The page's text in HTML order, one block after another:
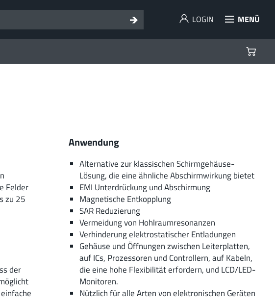
LOGIN MENÜ
Felder
zu 25
der
Anwendung
Alternative zur klassischen Schirmgehäuse-
Lösung, die eine ähnliche Abschirmwirkung bietet
EMI Unterdrückung und Abschirmung
Magnetische Entkopplung
SAR Reduzierung
Vermeidung von Hohlraumresonanzen
Verhinderung elektrostatischer Entladungen
Gehäuse und Öffnungen zwischen Leiterplatten,
auf ICs, Prozessoren und Controllern, auf Kabeln,
die eine hohe Flexibilität erfordern, und LCD/LED-
Monitoren.
Nützlich für alle Arten von elektronischen Geräten